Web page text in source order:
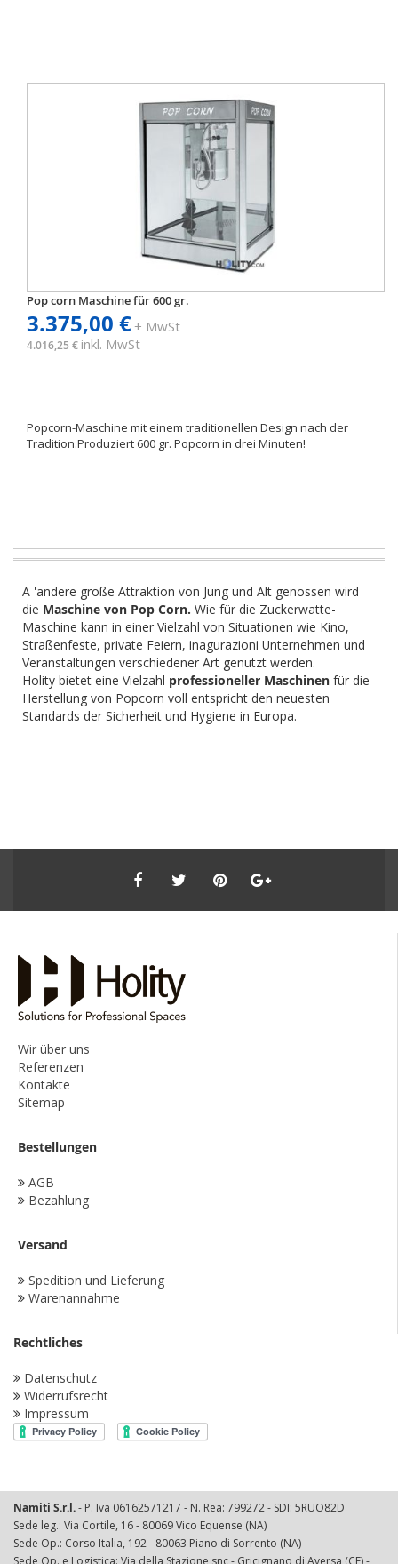
Pop corn Maschine für 600 gr.
3.375,00 €+ MwSt
4.016,25 € inkl. MwSt
Popcorn-Maschine mit einem traditionellen Design nach der
Tradition.Produziert 600 gr. Popcorn in drei Minuten!
A 'andere große Attraktion von Jung und Alt genossen wird
die Maschine von Pop Corn. Wie für die Zuckerwatte-
Maschine kann in einer Vielzahl von Situationen wie Kino,
Straßenfeste, private Feiern, inagurazioni Unternehmen und
Veranstaltungen verschiedener Art genutzt werden.
Holity bietet eine Vielzahl professioneller Maschinen für die
Herstellung von Popcorn voll entspricht den neuesten
Standards der Sicherheit und Hygiene in Europa.
Wir über uns
Referenzen
Kontakte
Sitemap
Bestellungen
AGB
Bezahlung
Versand
Spedition und Lieferung
Warenannahme
Rechtliches
Datenschutz
Widerrufsrecht
Impressum
Namiti S.r.l.- P. Iva 06162571217 - N. Rea: 799272 - SDI: 5RUO82D
Sede leg.: Via Cortile, 16 - 80069 Vico Equense (NA)
Sede Op.: Corso Italia, 192 - 80063 Piano di Sorrento (NA)
Sede Op. e Logistica: Via della Stazione snc - Gricignano di Aversa (CE) -